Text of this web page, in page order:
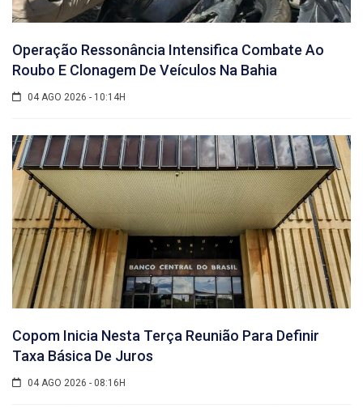
Operação Ressonância Intensifica Combate Ao
Roubo E Clonagem De Veículos Na Bahia
04 AGO 2026 - 10:14H
Copom Inicia Nesta Terça Reunião Para Definir
Taxa Básica De Juros
04 AGO 2026 - 08:16H